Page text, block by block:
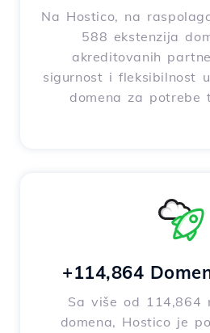
Na Hostico, na
588 ekstenzija
akreditovanih
sigurnost i fleksibilnost
domena za potrebe
+114,864
Sa više od 114,864
domena, Hostico je